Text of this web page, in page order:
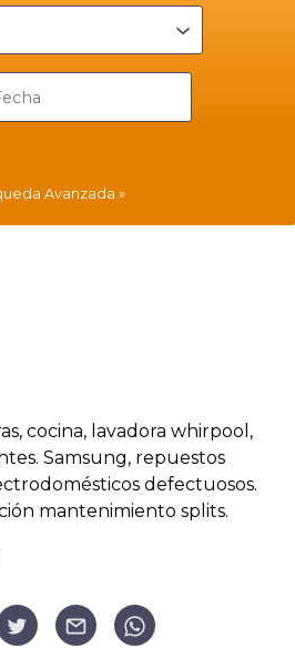
Avanzada
cocina, lavadora whirpool,
Samsung, repuestos
defectuosos.
mantenimiento splits.